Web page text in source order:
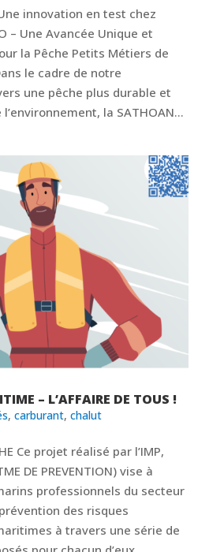
Une innovation en test chez
– Une Avancée Unique et
la Pêche Petits Métiers de
le cadre de notre
une pêche plus durable et
la SATHOAN...
– L’AFFAIRE DE TOUS !
, carburant, chalut
Ce projet réalisé par l’IMP,
DE PREVENTION) vise à
professionnels du secteur
des risques
à travers une série de